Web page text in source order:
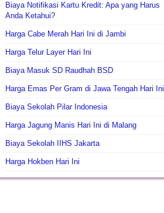
Biaya Notifikasi Kartu Kredit: Apa yang Harus
Anda Ketahui?
Harga Cabe Merah Hari Ini di Jambi
Harga Telur Layer Hari Ini
Biaya Masuk SD Raudhah BSD
Harga Emas Per Gram di Jawa Tengah Hari Ini
Biaya Sekolah Pilar Indonesia
Harga Jagung Manis Hari Ini di Malang
Biaya Sekolah IIHS Jakarta
Harga Hokben Hari Ini